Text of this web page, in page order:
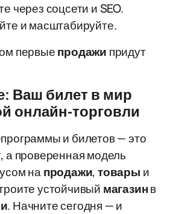
через соцсети и SEO.
и масштабируйте.
первыепродажи придут
Ваш билет в мир
онлайн-торговли
и билетов — это
а проверенная модель
напродажи,товары и
устойчивый магазинв
. Начните сегодня — и